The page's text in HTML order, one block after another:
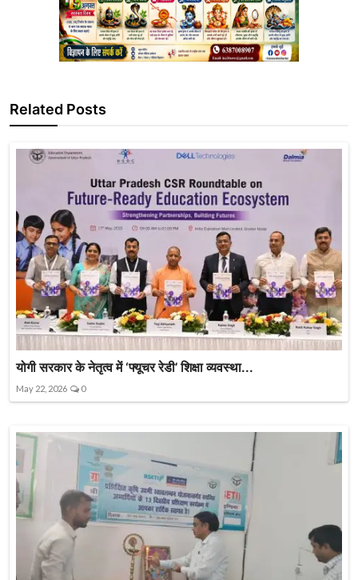
Related Posts
योगी सरकार के नेतृत्व में ‘फ्यूचर रेडी’ शिक्षा व्यवस्था...
May 22, 2026 0